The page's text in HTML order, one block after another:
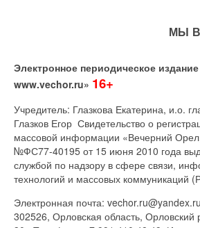
МЫ
Электронное периодическое
www.vechor.ru» 16+
Учредитель: Глазкова Екатерина, и.о.
Глазков Егор Свидетельство о
массовой информации «Вечерний
№ФС77-40195 от 15 июня 2010 года
службой по надзору в сфере связи,
технологий и массовых коммуникаций
Электронная почта:
302526, Орловская область, Орловский